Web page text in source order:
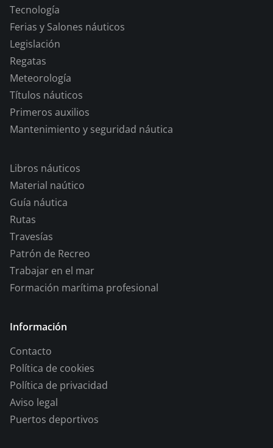
Tecnología
Ferias y Salones náuticos
Legislación
Regatas
Meteorología
Títulos náuticos
Primeros auxilios
Mantenimiento y seguridad náutica
Libros náuticos
Material naútico
Guía náutica
Rutas
Travesías
Patrón de Recreo
Trabajar en el mar
Formación marítima profesional
Información
Contacto
Política de cookies
Política de privacidad
Aviso legal
Puertos deportivos